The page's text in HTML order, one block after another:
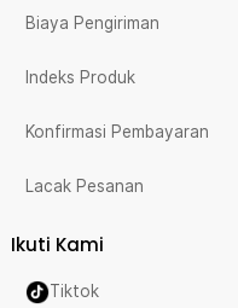
Biaya Pengiriman
Indeks Produk
Konfirmasi Pembayaran
Lacak Pesanan
Ikuti Kami
Tiktok